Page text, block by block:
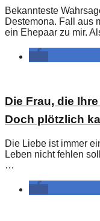
Bekannteste
Destemona. Fall aus
ein Ehepaar zu mir.
Die Frau, die
Doch plötzlich
Die Liebe ist immer
Leben nicht fehlen
…